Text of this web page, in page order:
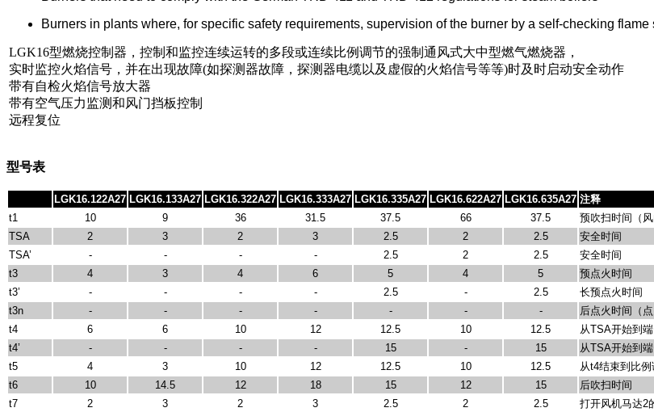
Burners in plants where, for specific safety requirements, supervision of the burner by a self-checking
LGK16型燃烧控制器，控制和监控连续运转的多段或连续比例调节的强制通风式大中型燃气燃烧器，
实时监控火焰信号，并在出现故障(如探测器故障，探测器电缆以及虚假的火焰信号等等)时及时启动安全动作
带有自检火焰信号放大器
带有空气压力监测和风门挡板控制
远程复位
型号表
LGK16.122A27 LGK16.133A27 LGK16.322A27 LGK16.333A27 LGK16.335A27 LGK16.622A27 LGK16.635A27 注释
t1
10 9 36 31.5 37.5 66 37.5
预吹扫时间（风
TSA
2 3 2 3 2.5 2 2.5
安全时间
TSA’
- - - - 2.5 2 2.5
安全时间
t3
4 3 4 6 5 4 5
预点火时间
t3’
- - - - 2.5 - 2.5
长预点火时间
t3n
- - - - - - - 后点火时间（
t4
6 6 10 12 12.5 10 12.5 从TSA开始到端
t4’
- - - - 15 - 15 从TSA开始到端
t5
4 3 10 12 12.5 10 12.5 从t4结束到比例
t6
10 14.5 12 18 15 12 15
后吹扫时间
t7
2 3 2 3 2.5 2 2.5 打开风机马达2